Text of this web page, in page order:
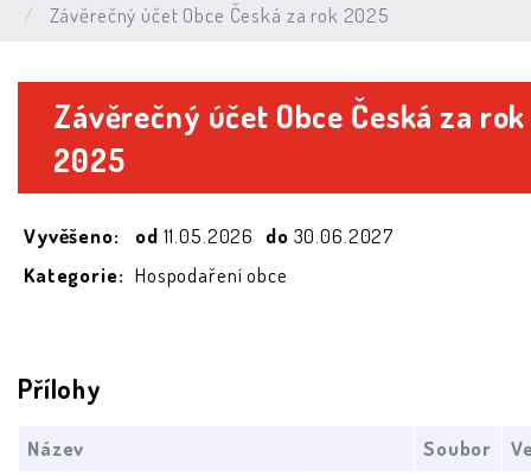
Závěrečný účet Obce Česká za rok 2025
Závěrečný účet Obce Česká za rok
2025
Vyvěšeno: od 11.05.2026 do 30.06.2027
Kategorie: Hospodaření obce
Přílohy
Název Soubor